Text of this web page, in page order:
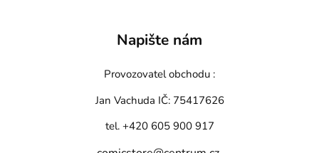
Napište nám
Provozovatel obchodu :
Jan Vachuda IČ: 75417626
tel. +420 605 900 917